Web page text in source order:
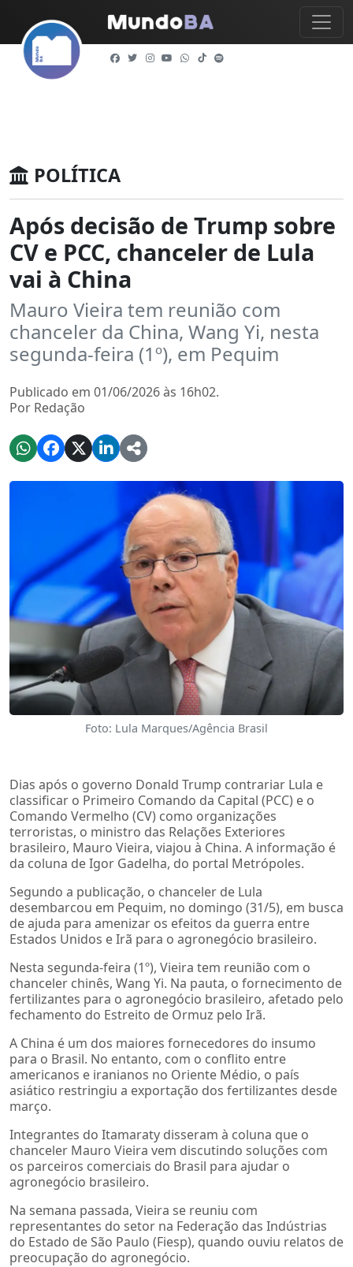
POLÍTICA
Após decisão de Trump sobre
CV e PCC, chanceler de Lula
vai à China
Mauro Vieira tem reunião com
chanceler da China, Wang Yi, nesta
segunda-feira (1º), em Pequim
Publicado em 01/06/2026 às 16h02.
Por Redação
Foto: Lula Marques/Agência Brasil
Dias após o governo Donald Trump contrariar Lula e
classificar o Primeiro Comando da Capital (PCC) e o
Comando Vermelho (CV) como organizações
terroristas, o ministro das Relações Exteriores
brasileiro, Mauro Vieira, viajou à China. A informação é
da coluna de Igor Gadelha, do portal Metrópoles.
Segundo a publicação, o chanceler de Lula
desembarcou em Pequim, no domingo (31/5), em busca
de ajuda para amenizar os efeitos da guerra entre
Estados Unidos e Irã para o agronegócio brasileiro.
Nesta segunda-feira (1º), Vieira tem reunião com o
chanceler chinês, Wang Yi. Na pauta, o fornecimento de
fertilizantes para o agronegócio brasileiro, afetado pelo
fechamento do Estreito de Ormuz pelo Irã.
A China é um dos maiores fornecedores do insumo
para o Brasil. No entanto, com o conflito entre
americanos e iranianos no Oriente Médio, o país
asiático restringiu a exportação dos fertilizantes desde
março.
Integrantes do Itamaraty disseram à coluna que o
chanceler Mauro Vieira vem discutindo soluções com
os parceiros comerciais do Brasil para ajudar o
agronegócio brasileiro.
Na semana passada, Vieira se reuniu com
representantes do setor na Federação das Indústrias
do Estado de São Paulo (Fiesp), quando ouviu relatos de
preocupação do agronegócio.